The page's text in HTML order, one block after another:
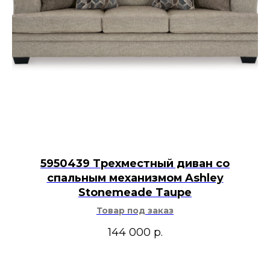
5950439 Трехместный диван со
спальным механизмом Ashley
Stonemeade Taupe
Товар под заказ
144 000 р.